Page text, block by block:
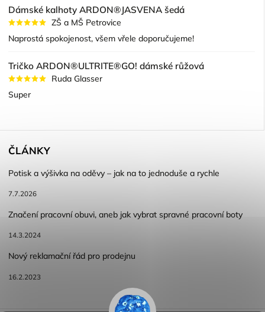
Dámské kalhoty ARDON®JASVENA šedá
ZŠ a MŠ Petrovice
Naprostá spokojenost, všem vřele doporučujeme!
Tričko ARDON®ULTRITE®GO! dámské růžová
Ruda Glasser
Super
ČLÁNKY
Potisk a výšivka na oděvy – jak na to jednoduše a rychle
7.7.2026
Značení pracovní obuvi, aneb jak vybrat spravné pracovní boty
14.3.2024
Nový reklamační řád pro prodejnu
16.2.2023